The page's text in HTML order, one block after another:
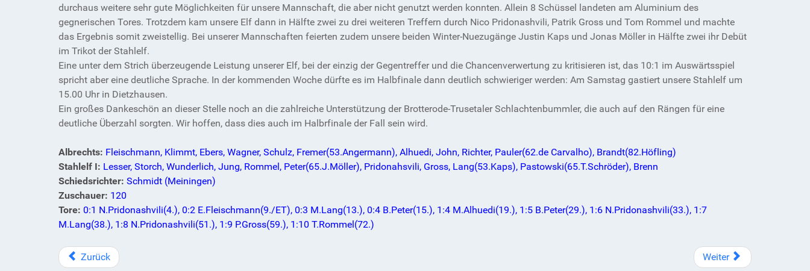
durchaus weitere sehr gute Möglichkeiten für unsere Mannschaft, die aber nicht genutzt werden konnten. Allein 8 Schüssel landeten am Aluminium des
gegnerischen Tores. Trotzdem kam unsere Elf dann in Hälfte zwei zu drei weiteren Treffern durch Nico Pridonashvili, Patrik Gross und Tom Rommel und machte
das Ergebnis somit zweistellig. Bei unserer Mannschaften feierten zudem unsere beiden Winter-Nuezugänge Justin Kaps und Jonas Möller in Hälfte zwei ihr Debüt
im Trikot der Stahlelf.
Eine unter dem Strich überzeugende Leistung unserer Elf, bei der einzig der Gegentreffer und die Chancenverwertung zu kritisieren ist, das 10:1 im Auswärtsspiel
spricht aber eine deutliche Sprache. In der kommenden Woche dürfte es im Halbfinale dann deutlich schwieriger werden: Am Samstag gastiert unsere Stahlelf um
15.00 Uhr in Dietzhausen.
Ein großes Dankeschön an dieser Stelle noch an die zahlreiche Unterstützung der Brotterode-Trusetaler Schlachtenbummler, die auch auf den Rängen für eine
deutliche Überzahl sorgten. Wir hoffen, dass dies auch im Halbrfinale der Fall sein wird.
Albrechts: Fleischmann, Klimmt, Ebers, Wagner, Schulz, Fremer(53.Angermann), Alhuedi, John, Richter, Pauler(62.de Carvalho), Brandt(82.Höfling)
Stahlelf I: Lesser, Storch, Wunderlich, Jung, Rommel, Peter(65.J.Möller), Pridonahsvili, Gross, Lang(53.Kaps), Pastowski(65.T.Schröder), Brenn
Schiedsrichter: Schmidt (Meiningen)
Zuschauer: 120
Tore: 0:1 N.Pridonashvili(4.), 0:2 E.Fleischmann(9./ET), 0:3 M.Lang(13.), 0:4 B.Peter(15.), 1:4 M.Alhuedi(19.), 1:5 B.Peter(29.), 1:6 N.Pridonashvili(33.), 1:7
M.Lang(38.), 1:8 N.Pridonashvili(51.), 1:9 P.Gross(59.), 1:10 T.Rommel(72.)
Zurück Weiter